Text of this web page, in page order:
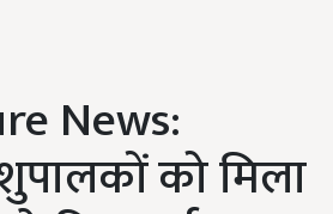
News:
को मिला